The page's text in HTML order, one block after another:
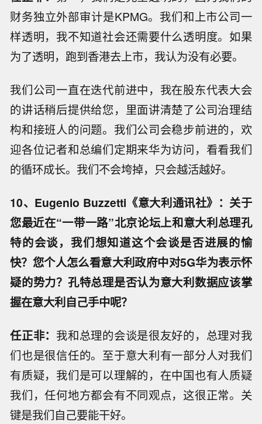
财务独立外部审计是KPMG。我们和上市公司一
样透明，我不知道社会还需要什么透明度。如果
为了透明，跑到香港去上市，我认为没有必要。
我们公司一直在迭代前进中，我在股东代表大会
的讲话稍后提供给您，里面讲清楚了公司治理结
构和接班人的问题。我们公司会稳步前进的，欢
迎各位记者和总编们定期来华为访问，看看我们
的循环成长。我们不会垮掉，只会越活越好。
10、Eugenio Buzzetti《意大利通讯社》：关于
您最近在“一带一路”北京论坛上和意大利总理孔
特的会谈，我们想知道这个会谈是否进展的愉
快？您个人怎么看意大利政府中对5G华为表示怀
疑的势力？孔特总理是否认为意大利数据应该掌
握在意大利自己手中呢？
任正非： 我和总理的会谈是很友好的，总理对我
们也是很信任的。至于意大利有一部分人对我们
有质疑，我们是可以理解的，在中国也有人质疑
我们，任何地方都会有不同观点，这很正常。关
键是我们自己要能干好。